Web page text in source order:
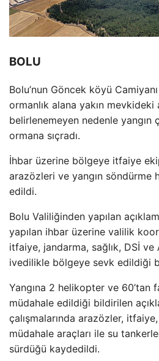
BOLU
Bolu’nun Göncek köyü Camiyan
ormanlık alana yakın mevkideki
belirlenemeyen nedenle yangın ç
ormana sıçradı.
İhbar üzerine bölgeye itfaiye
arazözleri ve yangın söndürme
edildi.
Bolu Valiliğinden yapılan aç
yapılan ihbar üzerine valilik
itfaiye, jandarma, sağlık, DSİ
ivedilikle bölgeye sevk edildiği
Yangına 2 helikopter ve 60’tan
müdahale edildiği bildirilen aç
çalışmalarında arazözler,
müdahale araçları ile su
sürdüğü kaydedildi.